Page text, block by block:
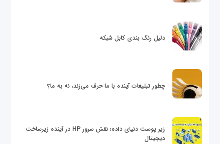
دلیل رنگ بندی کابل شبکه
چطور تبلیغات آینده با ما حرف می‌زند، نه به ما؟
زیر پوست دنیای داده؛ نقش سرور HP در آینده زیرساخت
دیجیتال